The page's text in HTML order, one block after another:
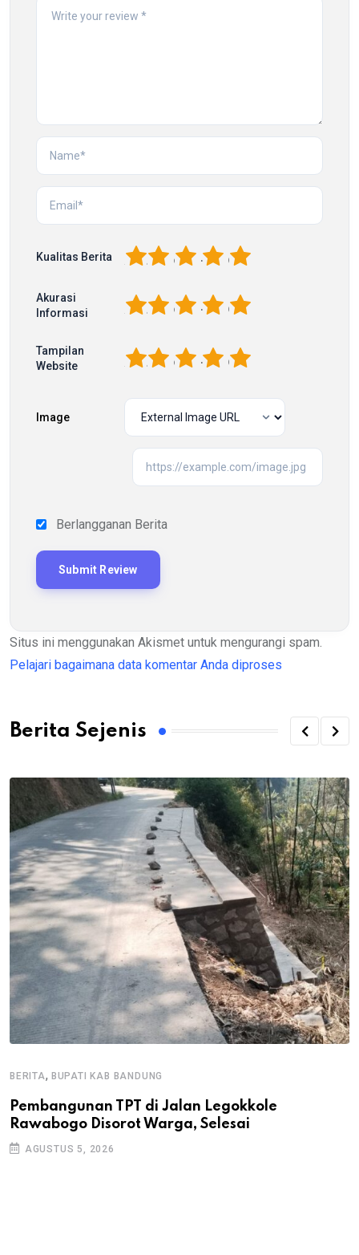
Kualitas Berita 5
4
3
2
Akurasi
Informasi
5
4
3
2
Tampilan
Website
5
4
3
2
Image
Berlangganan Berita
Situs ini menggunakan Akismet untuk mengurangi spam.
Pelajari bagaimana data komentar Anda diproses
Berita Sejenis
BERITA, BUPATI KAB BANDUNG
Pembangunan TPT di Jalan Legokkole
Rawabogo Disorot Warga, Selesai
AGUSTUS 5, 2026